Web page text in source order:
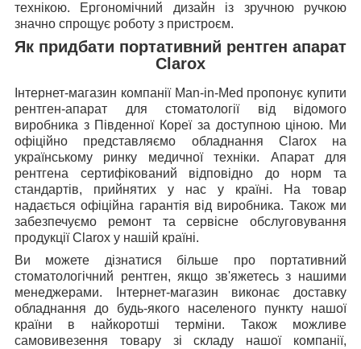
технікою. Ергономічний дизайн із зручною ручкою
значно спрощує роботу з пристроєм.
Як придбати портативний рентген апарат
Clarox
Інтернет-магазин компанії Man-in-Med пропонує купити
рентген-апарат для стоматології від відомого
виробника з Південної Кореї за доступною ціною. Ми
офіційно представляємо обладнання Clarox на
українському ринку медичної техніки. Апарат для
рентгена сертифікований відповідно до норм та
стандартів, прийнятих у нас у країні. На товар
надається офіційна гарантія від виробника. Також ми
забезпечуємо ремонт та сервісне обслуговування
продукції Clarox у нашій країні.
Ви можете дізнатися більше про портативний
стоматологічний рентген, якщо зв'яжетесь з нашими
менеджерами. Інтернет-магазин виконає доставку
обладнання до будь-якого населеного пункту нашої
країни в найкоротші терміни. Також можливе
самовивезення товару зі складу нашої компанії,